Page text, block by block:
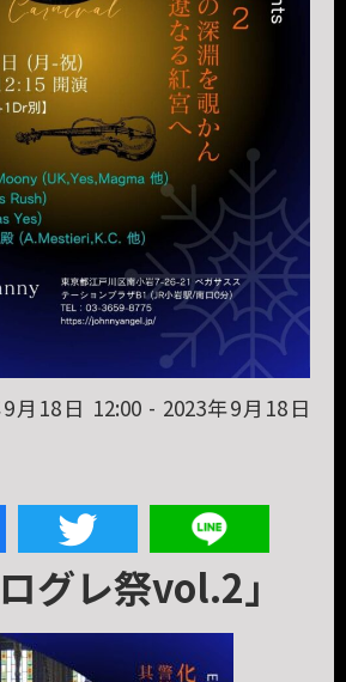
月18日 12:00 - 2023年9月18日
グレ祭vol.2」